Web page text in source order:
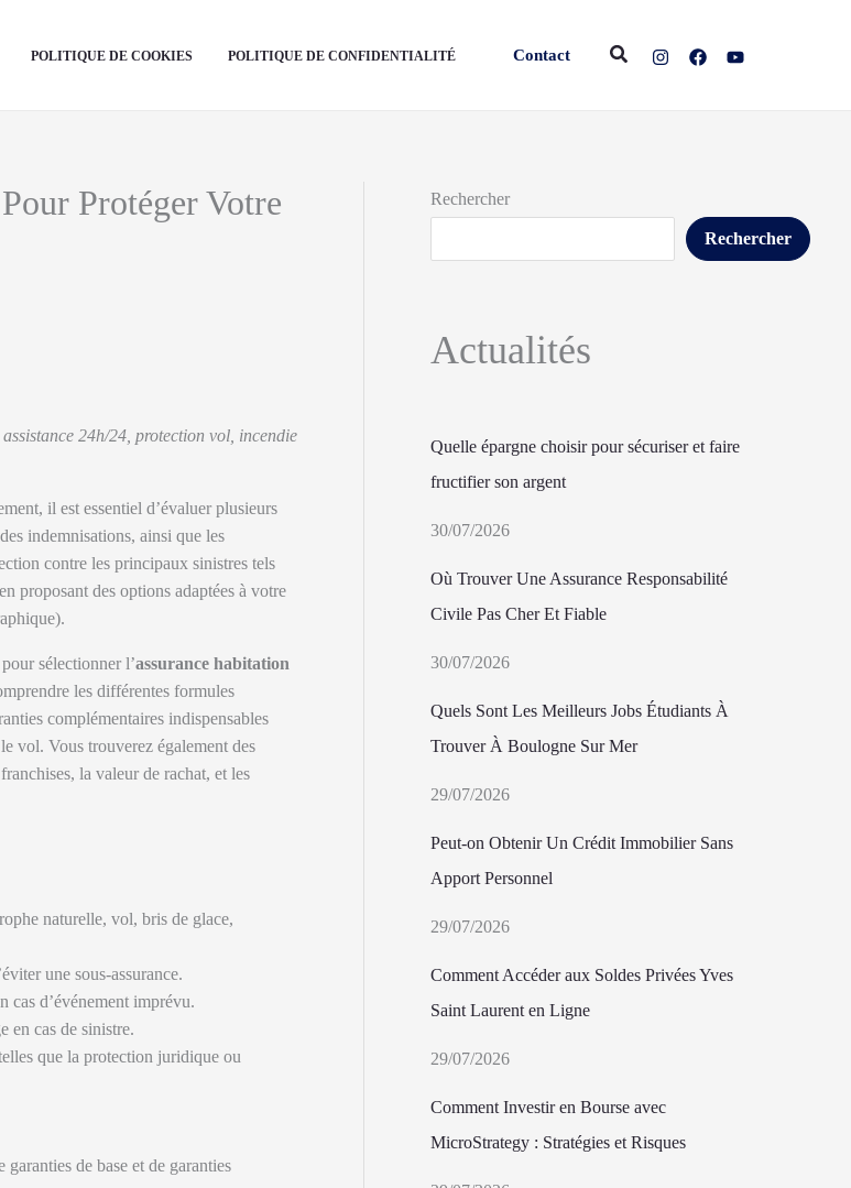
POLITIQUE DE COOKIES POLITIQUE DE CONFIDENTIALITÉ Contact Rechercher
Protéger Votre
24h/24, protection vol, incendie
il est essentiel d’évaluer plusieurs
indemnisations, ainsi que les
contre les principaux sinistres tels
proposant des options adaptées à votre
sélectionner l’assurance habitation
les différentes formules
complémentaires indispensables
vol. Vous trouverez également des
la valeur de rachat, et les
naturelle, vol, bris de glace,
une sous-assurance.
d’événement imprévu.
en cas de sinistre.
que la protection juridique ou
de base et de garanties
Rechercher
Rechercher
Actualités
Quelle épargne choisir pour sécuriser et faire
fructifier son argent
30/07/2026
Où Trouver Une Assurance Responsabilité
Civile Pas Cher Et Fiable
30/07/2026
Quels Sont Les Meilleurs Jobs Étudiants À
Trouver À Boulogne Sur Mer
29/07/2026
Peut-on Obtenir Un Crédit Immobilier Sans
Apport Personnel
29/07/2026
Comment Accéder aux Soldes Privées Yves
Saint Laurent en Ligne
29/07/2026
Comment Investir en Bourse avec
MicroStrategy : Stratégies et Risques